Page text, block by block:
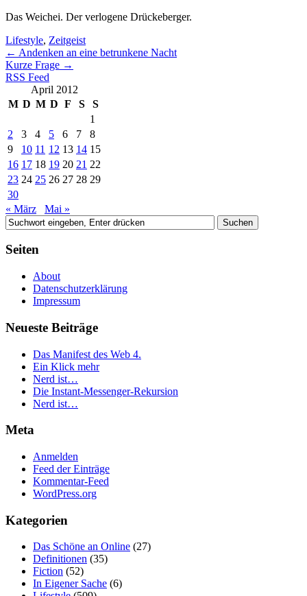
Das Weichei. Der verlogene Drückeberger.
Lifestyle, Zeitgeist
← Andenken an eine betrunkene Nacht
Kurze Frage →
RSS Feed
April 2012
M D M D F S
S
1
2
3 4 5 6 7
8
9
10 11 12 13 14 15
16 17 18 19 20 21 22
23 24 25 26 27 28 29
30
« März
Mai »
Seiten
About
Datenschutzerklärung
Impressum
Neueste Beiträge
Das Manifest des Web 4.
Ein Klick mehr
Nerd ist…
Die Instant-Messenger-Rekursion
Nerd ist…
Meta
Anmelden
Feed der Einträge
Kommentar-Feed
WordPress.org
Kategorien
Das Schöne an Online (27)
Definitionen (35)
Fiction (52)
In Eigener Sache (6)